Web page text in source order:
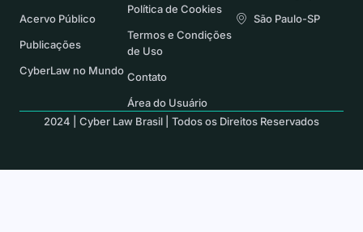
Política de Cookies
Termos e Condições
de Uso
Contato
Área do Usuário
São Paulo-SP
Acervo Público
Publicações
CyberLaw no Mundo
2024 | Cyber Law Brasil | Todos os Direitos Reservados